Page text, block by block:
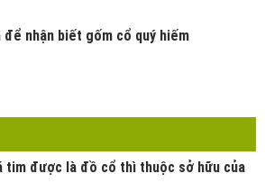
nhận biết gốm cổ quý hiếm
tim được là đồ cổ thì thuộc sở hữu của